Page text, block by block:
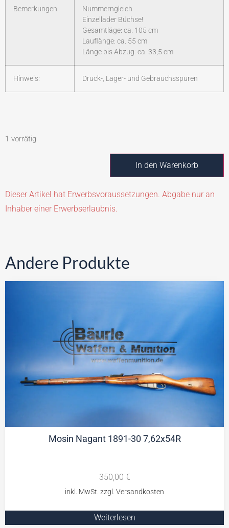
Bemerkungen:
Nummerngleich
Einzellader Büchse!
Gesamtläge: ca. 105 cm
Lauflänge: ca. 55 cm
Länge bis Abzug: ca. 33,5 cm
Hinweis: Druck-, Lager- und Gebrauchsspuren
1 vorrätig
In den Warenkorb
Dieser Artikel hat Erwerbsvoraussetzungen. Abgabe nur an
Inhaber einer Erwerbserlaubnis.
Andere Produkte
Mosin Nagant 1891-30 7,62x54R
350,00 €
Weiterlesen